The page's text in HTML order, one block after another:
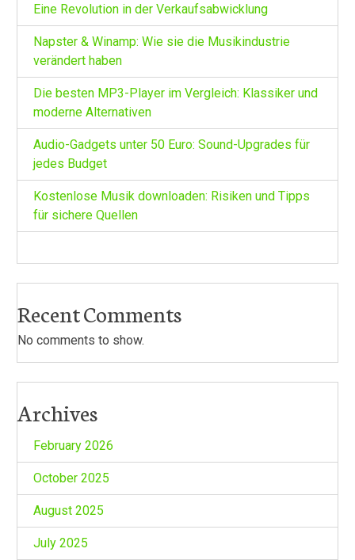
Eine Revolution in der Verkaufsabwicklung
Napster & Winamp: Wie sie die Musikindustrie
verändert haben
Die besten MP3-Player im Vergleich: Klassiker und
moderne Alternativen
Audio-Gadgets unter 50 Euro: Sound-Upgrades für
jedes Budget
Kostenlose Musik downloaden: Risiken und Tipps
für sichere Quellen
Recent Comments
No comments to show.
Archives
February 2026
October 2025
August 2025
July 2025